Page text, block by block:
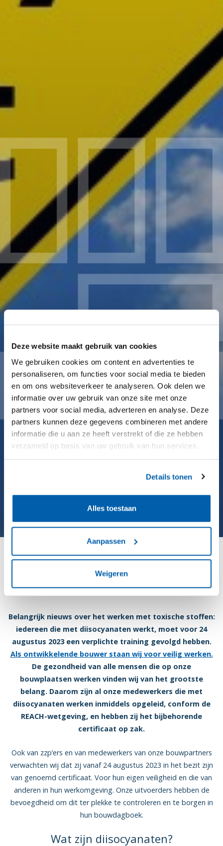
Deze website maakt gebruik van cookies
We gebruiken cookies om content en advertenties te
personaliseren, om functies voor social media te bieden
en om ons websiteverkeer te analyseren. Ook delen we
informatie over uw gebruik van onze site met onze
partners voor social media, adverteren en analyse. Deze
partners kunnen deze gegevens combineren met andere
informatie die u aan ze heeft verstrekt of die ze hebben
verzameld op basis van uw gebruik van hun services.
Details tonen
Alles toestaan
Aanpassen
Weigeren
Certificaat voor veilig werken met
diisocyanaten
Belangrijk nieuws over het werken met toxische stoffen:
iedereen die met diisocyanaten werkt, moet voor 24
augustus 2023 een verplichte training gevolgd hebben.
Als ontwikkelende bouwer staan wij voor veilig werken.
De gezondheid van alle mensen die op onze
bouwplaatsen werken vinden wij van het grootste
belang. Daarom zijn al onze medewerkers die met
diisocyanaten werken inmiddels opgeleid, conform de
REACH-wetgeving, en hebben zij het bijbehorende
certificaat op zak.
Ook van zzp’ers en van medewerkers van onze bouwpartners
verwachten wij dat zij vanaf 24 augustus 2023 in het bezit zijn
van genoemd certificaat. Voor hun eigen veiligheid en die van
anderen in hun werkomgeving. Onze uitvoerders hebben de
bevoegdheid om dit ter plekke te controleren en te borgen in
hun bouwdagboek.
Wat zijn diisocyanaten?